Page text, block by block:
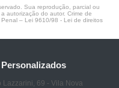
Sua reprodução, parcial ou
autorização do autor. Crime de
Penal – Lei 9610/98 - Lei de direitos
69 - Vila Nova